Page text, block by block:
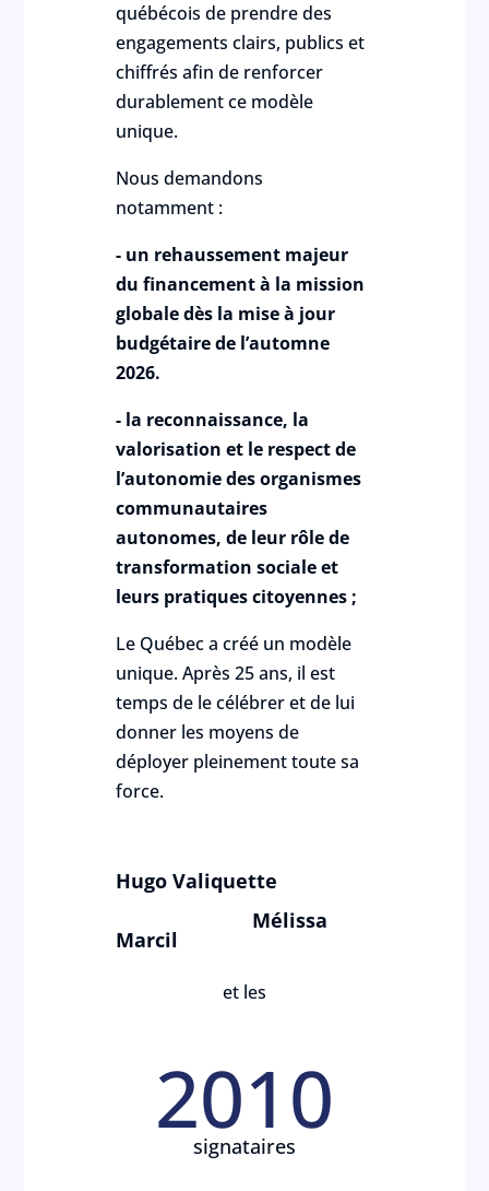
québécois de prendre des
engagements clairs, publics et
chiffrés afin de renforcer
durablement ce modèle
unique.
Nous demandons
notamment :
- un rehaussement majeur
du financement à la mission
globale dès la mise à jour
budgétaire de l’automne
2026.
- la reconnaissance, la
valorisation et le respect de
l’autonomie des organismes
communautaires
autonomes, de leur rôle de
transformation sociale et
leurs pratiques citoyennes ;
Le Québec a créé un modèle
unique. Après 25 ans, il est
temps de le célébrer et de lui
donner les moyens de
déployer pleinement toute sa
force.
Hugo Valiquette
Mélissa
Marcil
et les
2010
signataires